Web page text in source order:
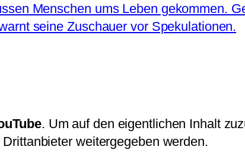
Menschen ums Leben gekommen.
seine Zuschauer vor Spekulationen.
. Um auf den eigentlichen Inhalt
weitergegeben werden.